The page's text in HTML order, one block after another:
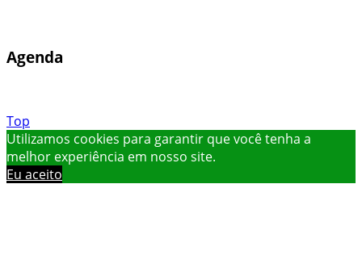
Agenda
Top
Utilizamos cookies para garantir que você tenha a
melhor experiência em nosso site.
Eu aceito